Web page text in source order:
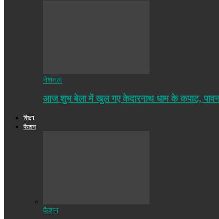
नेशनल
आज शुभ बेला में खुल गए केदारनाथ धाम के कपाट,
शिक्षा
फैशन
फैशन